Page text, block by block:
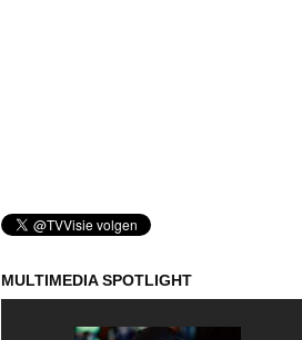
MULTIMEDIA SPOTLIGHT